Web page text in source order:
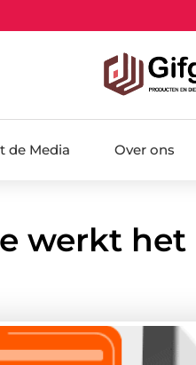
de Media Over ons
werkt het